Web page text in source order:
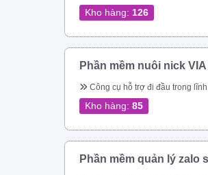
Kho hàng: 126
Phần mềm nuôi nick
Công cụ hỗ trợ đi đầu trong lĩnh vực nuôi và xây dựng nhiêu tài khoản facebook cực chất cho bán hàng online Quản lý nuôi
Kho hàng: 85
Phần mềm quản lý zalo